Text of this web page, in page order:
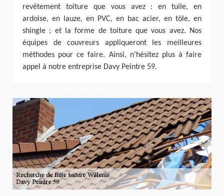
revêtement toiture que vous avez : en tuile, en
ardoise, en lauze, en PVC, en bac acier, en tôle, en
shingle ; et la forme de toiture que vous avez. Nos
équipes de couvreurs appliqueront les meilleures
méthodes pour ce faire. Ainsi, n’hésitez plus à faire
appel à notre entreprise Davy Peintre 59.